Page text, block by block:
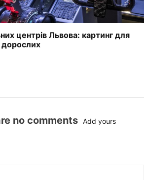
центрів Львова: картинг для
дорослих
no comments Add yours